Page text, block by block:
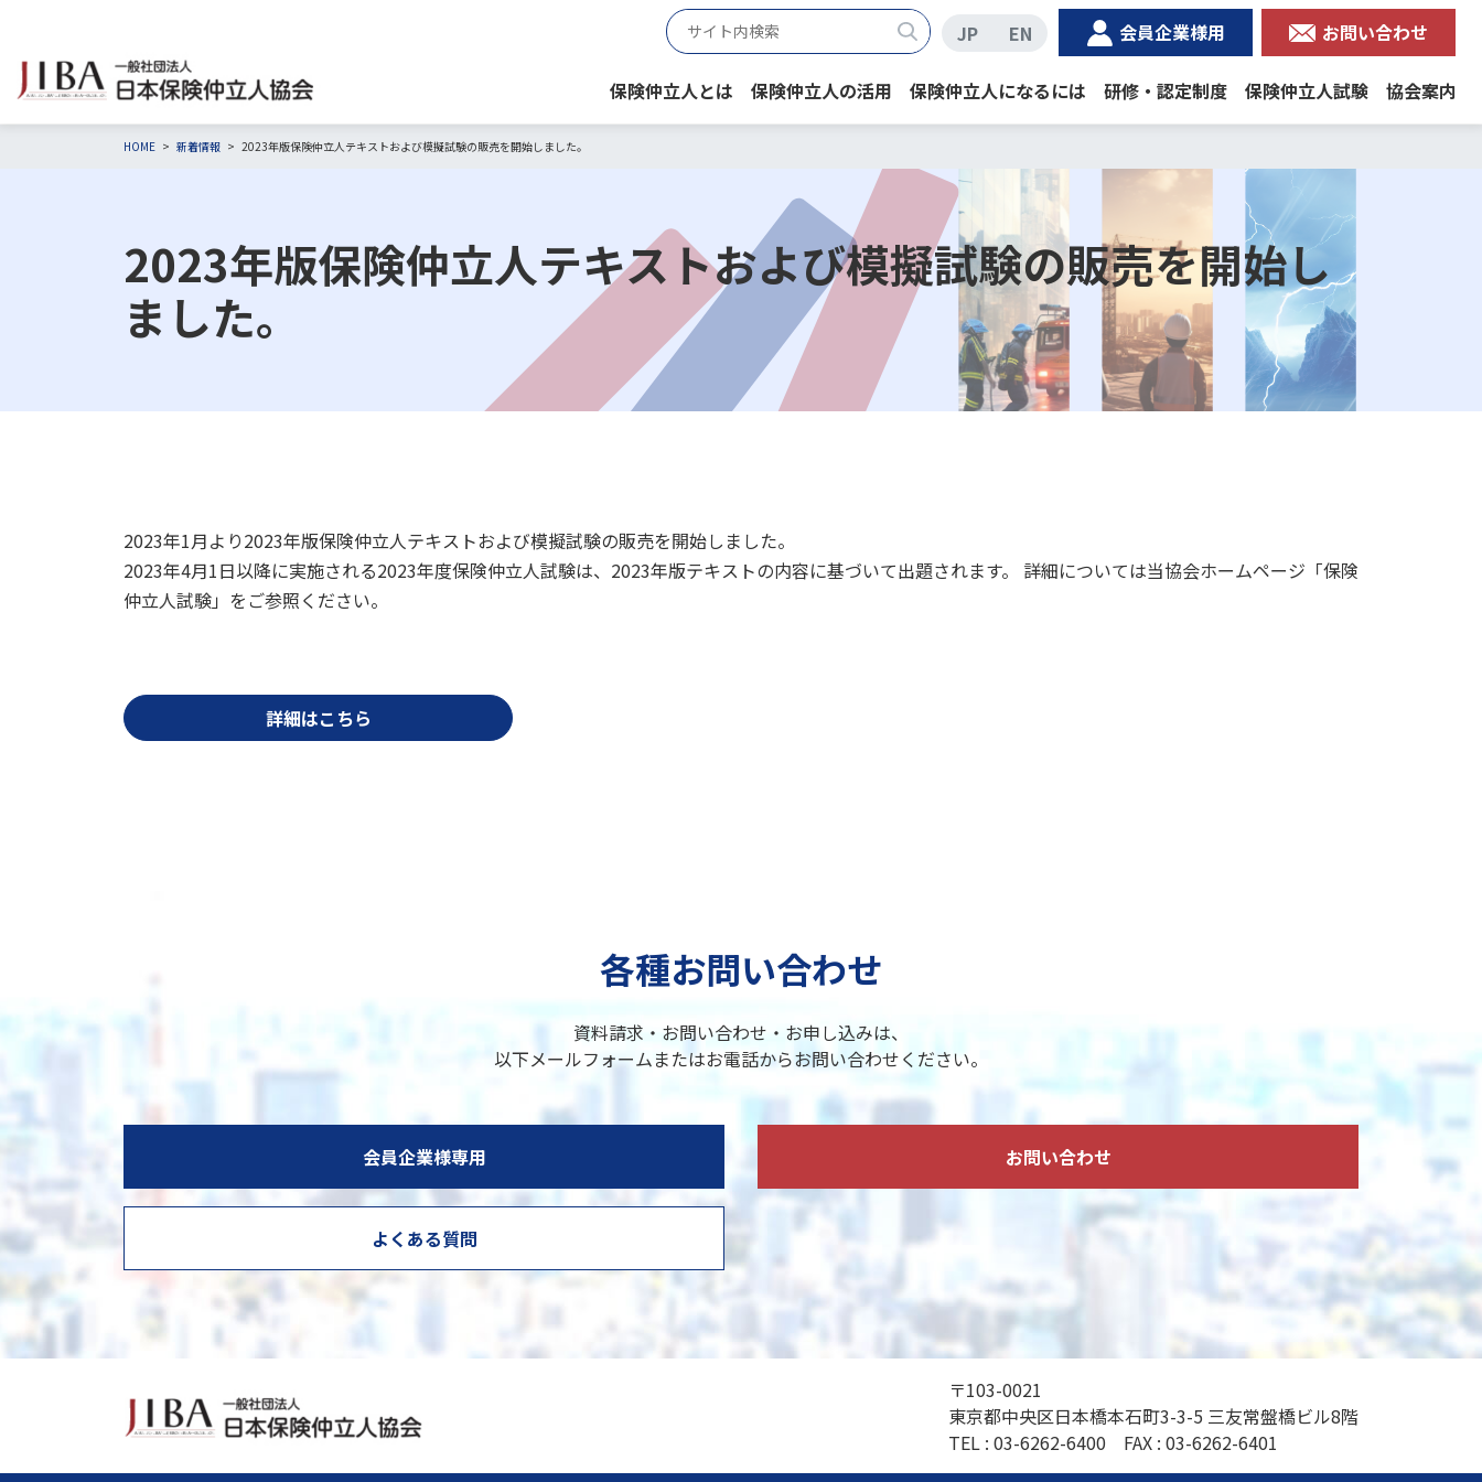
保険仲立人とは 保険仲立人の活用 保険仲立人になるには 研修・認定制度 保険仲立人試験 協会案内
JP EN 会員企業様用 お問い合わせ
HOME 新着情報 2023年版保険仲立人テキストおよび模擬試験の販売を開始しました。
2023年版保険仲立人テキストおよび模擬試験の販売を開始し
ました。
2023年1月より2023年版保険仲立人テキストおよび模擬試験の販売を開始しました。
2023年4月1日以降に実施される2023年度保険仲立人試験は、2023年版テキストの内容に基づいて出題されます。 詳細については当協会ホームページ「保険
仲立人試験」をご参照ください。
詳細はこちら
各種お問い合わせ
資料請求・お問い合わせ・お申し込みは、
以下メールフォームまたはお電話からお問い合わせください。
会員企業様専用 お問い合わせ
よくある質問
〒103-0021
東京都中央区日本橋本石町3-3-5 三友常盤橋ビル8階
TEL : 03-6262-6400 FAX : 03-6262-6401